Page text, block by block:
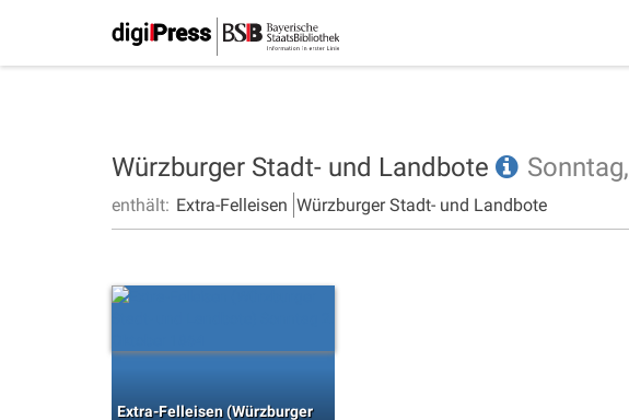
Würzburger Stadt- und Landbote Sonntag,
enthält: Extra-Felleisen Würzburger Stadt- und Landbote
Extra-Felleisen (Würzburger